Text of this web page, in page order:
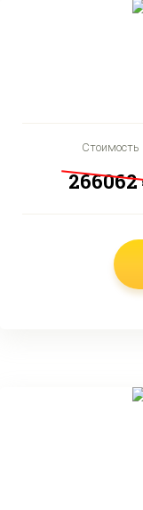
Стоимость
266062